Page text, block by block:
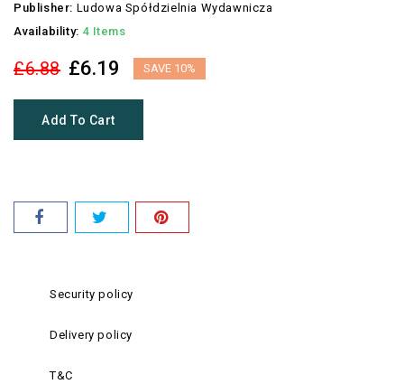
Publisher: Ludowa Spółdzielnia Wydawnicza
Availability: 4 Items
£6.88 £6.19 SAVE 10%
Add To Cart
Security policy
Delivery policy
T&C